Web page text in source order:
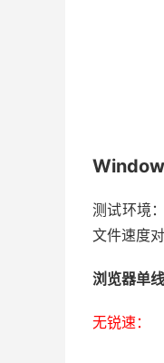
测试环境
文件速度
浏览器单
无锐速：